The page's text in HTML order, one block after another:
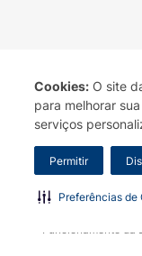
Cookies: O site
para melhorar
serviços
Permitir
Preferências de
Termo de Uso
A Drogaria Araujo
marca. Para sua
Araujo S.A. Em
Razão Social:
0300.313.1010 e
10.965 | Yasmin
Funcionamento da